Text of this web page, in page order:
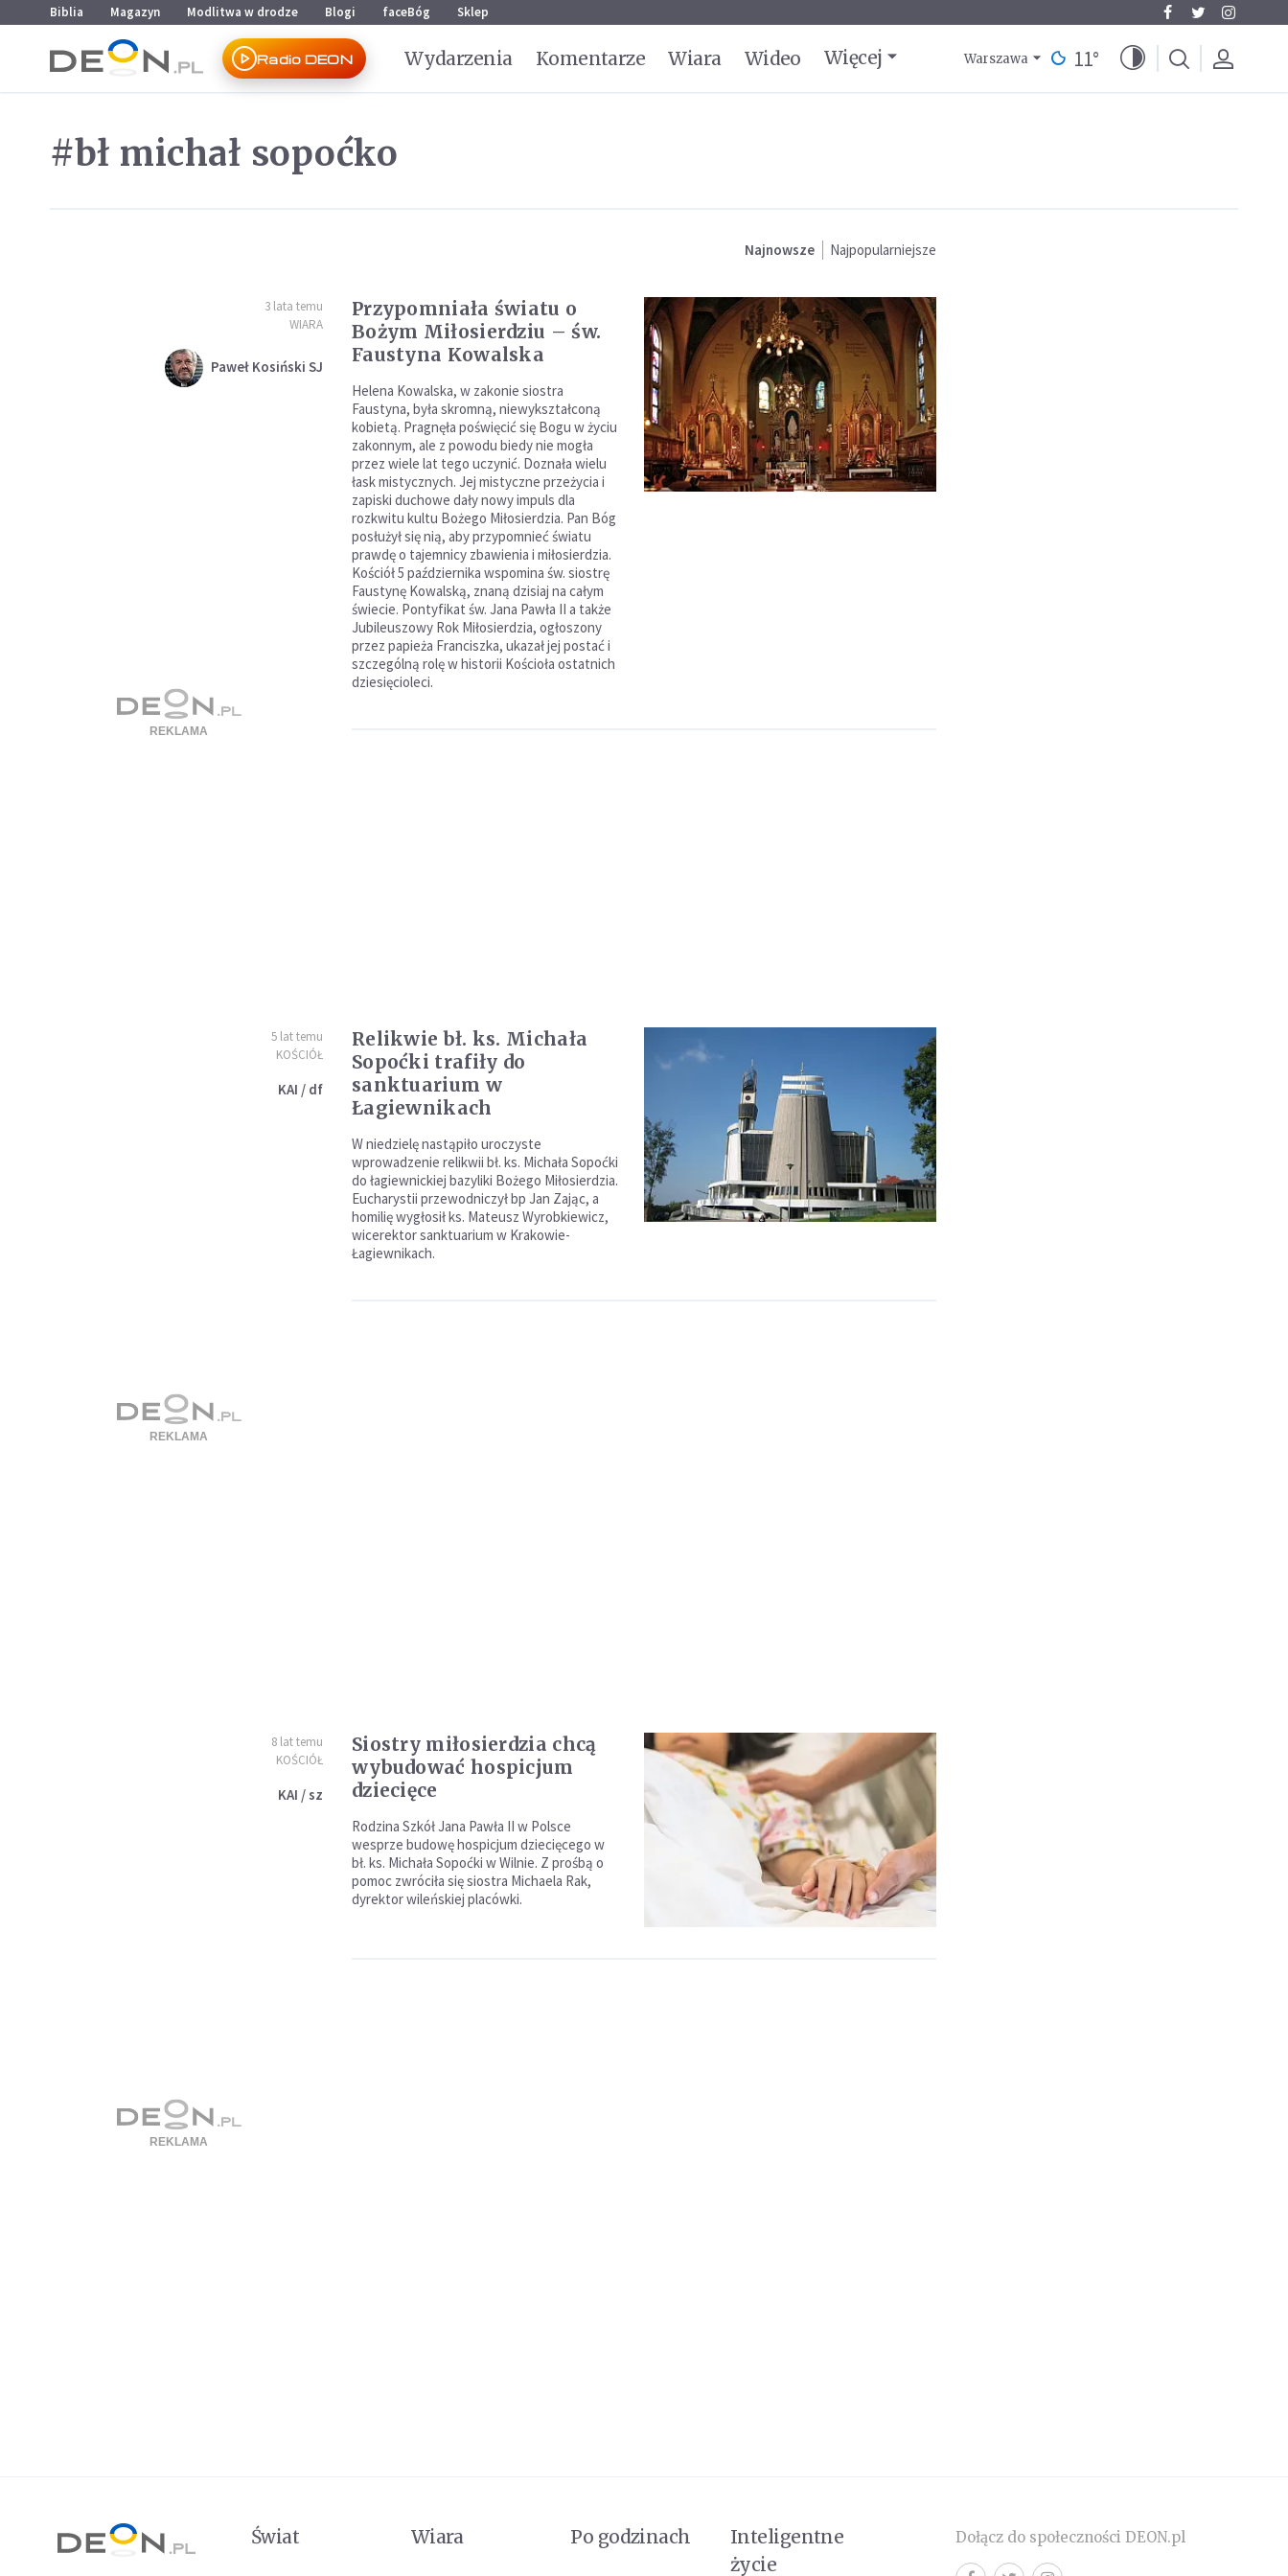
Przejdź do menu głównego
Przejdź do treści
Biblia Magazyn Modlitwa w drodze Blogi faceBóg Sklep
Radio DEON Wydarzenia Komentarze Wiara Wideo Więcej Warszawa 11°
#bł michał sopoćko
Najnowsze Najpopularniejsze
3 lata temu
WIARA
Paweł Kosiński SJ
Przypomniała światu o
Bożym Miłosierdziu – św.
Faustyna Kowalska
Helena Kowalska, w zakonie siostra
Faustyna, była skromną, niewykształconą
kobietą. Pragnęła poświęcić się Bogu w życiu
zakonnym, ale z powodu biedy nie mogła
przez wiele lat tego uczynić. Doznała wielu
łask mistycznych. Jej mistyczne przeżycia i
zapiski duchowe dały nowy impuls dla
rozkwitu kultu Bożego Miłosierdzia. Pan Bóg
posłużył się nią, aby przypomnieć światu
prawdę o tajemnicy zbawienia i miłosierdzia.
Kościół 5 października wspomina św. siostrę
Faustynę Kowalską, znaną dzisiaj na całym
świecie. Pontyfikat św. Jana Pawła II a także
Jubileuszowy Rok Miłosierdzia, ogłoszony
przez papieża Franciszka, ukazał jej postać i
szczególną rolę w historii Kościoła ostatnich
dziesięcioleci.
5 lat temu
KOŚCIÓŁ
KAI / df
Relikwie bł. ks. Michała
Sopoćki trafiły do
sanktuarium w
Łagiewnikach
W niedzielę nastąpiło uroczyste
wprowadzenie relikwii bł. ks. Michała Sopoćki
do łagiewnickiej bazyliki Bożego Miłosierdzia.
Eucharystii przewodniczył bp Jan Zając, a
homilię wygłosił ks. Mateusz Wyrobkiewicz,
wicerektor sanktuarium w Krakowie-
Łagiewnikach.
8 lat temu
KOŚCIÓŁ
KAI / sz
Siostry miłosierdzia chcą
wybudować hospicjum
dziecięce
Rodzina Szkół Jana Pawła II w Polsce
wesprze budowę hospicjum dziecięcego w
bł. ks. Michała Sopoćki w Wilnie. Z prośbą o
pomoc zwróciła się siostra Michaela Rak,
dyrektor wileńskiej placówki.
Świat Wiara Po godzinach
Inteligentne
życie
Dołącz do społeczności DEON.pl